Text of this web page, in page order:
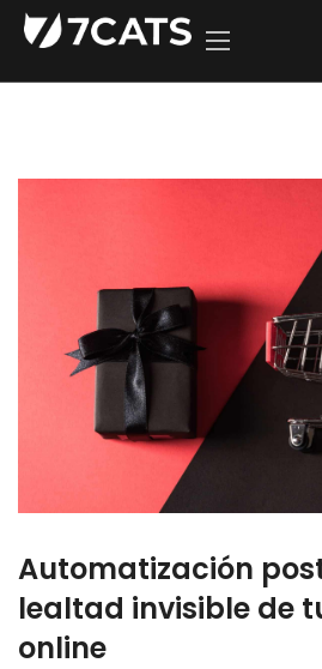
Automatización
lealtad invisible de
online